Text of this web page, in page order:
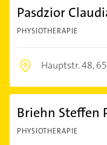
Pasdzior
PHYSIOTHERAPIE
Hauptstr. 48,
Briehn Steffen
PHYSIOTHERAPIE